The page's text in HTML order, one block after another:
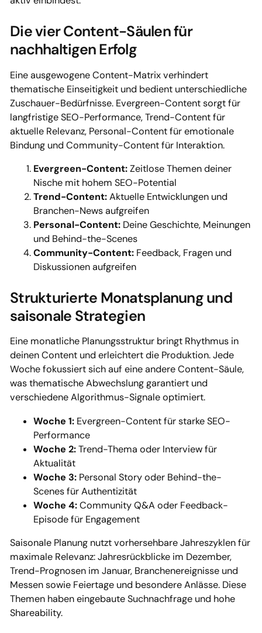
Die vier Content-Säulen für
nachhaltigen Erfolg
Eine ausgewogene Content-Matrix verhindert
thematische Einseitigkeit und bedient unterschiedliche
Zuschauer-Bedürfnisse. Evergreen-Content sorgt für
langfristige SEO-Performance, Trend-Content für
aktuelle Relevanz, Personal-Content für emotionale
Bindung und Community-Content für Interaktion.
Evergreen-Content:Zeitlose Themen deiner
Nische mit hohem SEO-Potential
Trend-Content:Aktuelle Entwicklungen und
Branchen-News aufgreifen
Personal-Content: Deine Geschichte, Meinungen
und Behind-the-Scenes
Community-Content: Feedback, Fragen und
Diskussionen aufgreifen
Strukturierte Monatsplanung und
saisonale Strategien
Eine monatliche Planungsstruktur bringt Rhythmus in
deinen Content und erleichtert die Produktion. Jede
Woche fokussiert sich auf eine andere Content-Säule,
was thematische Abwechslung garantiert und
verschiedene Algorithmus-Signale optimiert.
Woche 1: Evergreen-Content für starke SEO-
Performance
Woche 2:Trend-Thema oder Interview für
Aktualität
Woche 3: Personal Story oder Behind-the-
Scenes für Authentizität
Woche 4:Community Q&A oder Feedback-
Episode für Engagement
Saisonale Planung nutzt vorhersehbare Jahreszyklen für
maximale Relevanz: Jahresrückblicke im Dezember,
Trend-Prognosen im Januar, Branchenereignisse und
Messen sowie Feiertage und besondere Anlässe. Diese
Themen haben eingebaute Suchnachfrage und hohe
Shareability.